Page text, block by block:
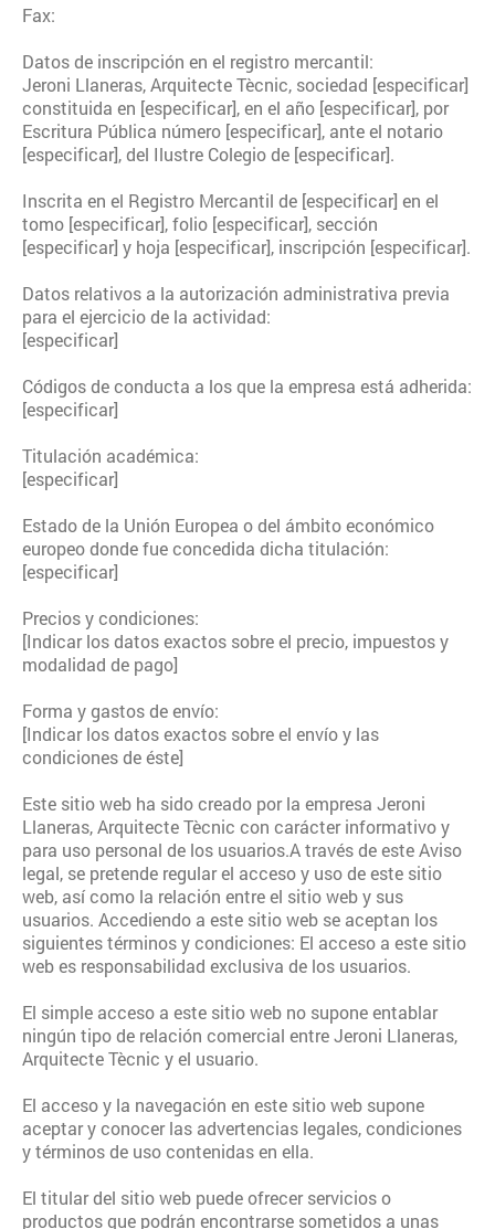
Fax:
Datos de inscripción en el registro mercantil:
Jeroni Llaneras, Arquitecte Tècnic, sociedad [especificar]
constituida en [especificar], en el año [especificar], por
Escritura Pública número [especificar], ante el notario
[especificar], del Ilustre Colegio de [especificar].
Inscrita en el Registro Mercantil de [especificar] en el
tomo [especificar], folio [especificar], sección
[especificar] y hoja [especificar], inscripción [especificar].
Datos relativos a la autorización administrativa previa
para el ejercicio de la actividad:
[especificar]
Códigos de conducta a los que la empresa está adherida:
[especificar]
Titulación académica:
[especificar]
Estado de la Unión Europea o del ámbito económico
europeo donde fue concedida dicha titulación:
[especificar]
Precios y condiciones:
[Indicar los datos exactos sobre el precio, impuestos y
modalidad de pago]
Forma y gastos de envío:
[Indicar los datos exactos sobre el envío y las
condiciones de éste]
Este sitio web ha sido creado por la empresa Jeroni
Llaneras, Arquitecte Tècnic con carácter informativo y
para uso personal de los usuarios.A través de este Aviso
legal, se pretende regular el acceso y uso de este sitio
web, así como la relación entre el sitio web y sus
usuarios. Accediendo a este sitio web se aceptan los
siguientes términos y condiciones: El acceso a este sitio
web es responsabilidad exclusiva de los usuarios.
El simple acceso a este sitio web no supone entablar
ningún tipo de relación comercial entreJeroni Llaneras,
Arquitecte Tècnic y el usuario.
El acceso y la navegación en este sitio web supone
aceptar y conocer las advertencias legales, condiciones
y términos de uso contenidas en ella.
El titular del sitio web puede ofrecer servicios o
productos que podrán encontrarse sometidos a unas